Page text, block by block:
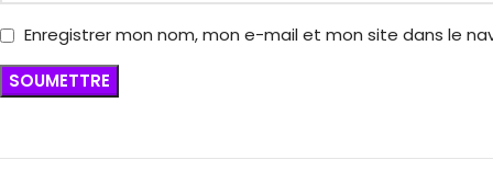
Enregistrer mon nom, mon e-mail et mon site dans le